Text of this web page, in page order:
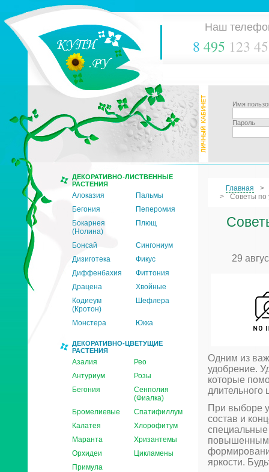
Наш
8 495 123
Имя
Пароль
ДЕКОРАТИВНО-ЛИСТВЕННЫЕ
РАСТЕНИЯ
Алоказия
Пальмы
Бегония
Пеперомия
Бокарнея
(Нолина)
Плющ
Бонсай
Сингониум
Дизиготека
Фикус
Диффенбахия
Фиттония
Драцена
Хвойные
Кодиеум
(Кротон)
Шефлера
Монстера Юкка
ДЕКОРАТИВНО-ЦВЕТУЩИЕ
РАСТЕНИЯ
Азалия
Рео
Антуриум
Розы
Бегония
Сенполия
(Фиалка)
Бромелиевые
Спатифиллум
Калатея
Хлорофитум
Маранта
Хризантемы
Орхидеи
Цикламены
Примула
Главная
Советы по
29
Одним из
удобрение.
которые
длительного
При выборе
состав и
специальные
повышенным
яркости.